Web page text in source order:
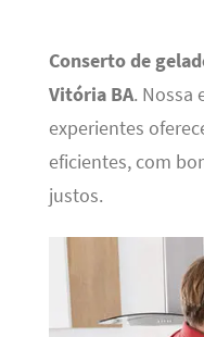
Conserto de
Vitória BA. Nossa
experientes
eficientes, com
justos.